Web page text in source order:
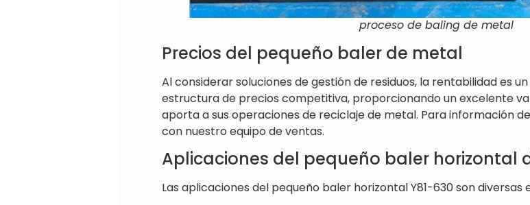
proceso de baling de metal
Precios del pequeño baler de metal
Al considerar soluciones de gestión de residuos, la rentabilidad es
estructura de precios competitiva, proporcionando un excelente
aporta a sus operaciones de reciclaje de metal. Para información
con nuestro equipo de ventas.
Aplicaciones del pequeño baler horizontal
Las aplicaciones del pequeño baler horizontal Y81-630 son